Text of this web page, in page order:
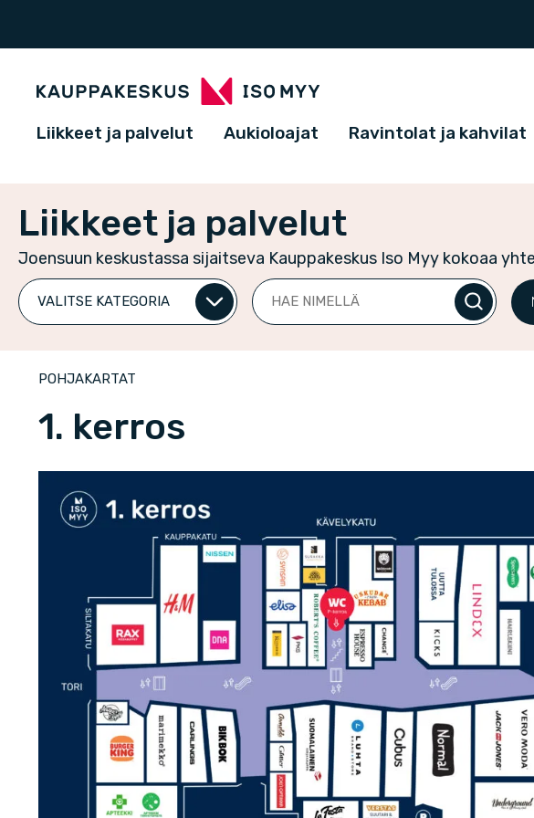
Liikkeet ja palvelut Aukioloajat Ravintolat ja kahvilat
Liikkeet ja palvelut
Joensuun keskustassa sijaitseva Kauppakeskus Iso Myy kokoaa
Valitse
kategoria
Hae
nimellä
POHJAKARTAT
1. kerros